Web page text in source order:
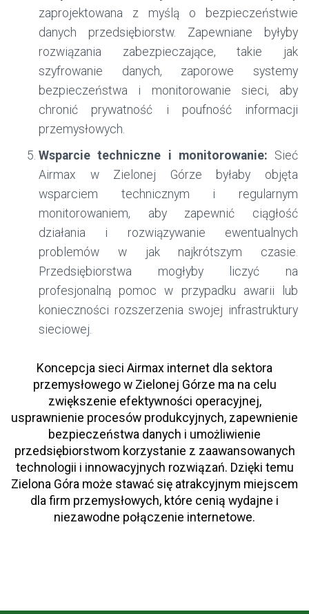
zaprojektowana z myślą o bezpieczeństwie
danych przedsiębiorstw. Zapewniane byłyby
rozwiązania zabezpieczające, takie jak
szyfrowanie danych, zaporowe systemy
bezpieczeństwa i monitorowanie sieci, aby
chronić prywatność i poufność informacji
przemysłowych.
Wsparcie techniczne i monitorowanie: Sieć
Airmax w Zielonej Górze byłaby objęta
wsparciem technicznym i regularnym
monitorowaniem, aby zapewnić ciągłość
działania i rozwiązywanie ewentualnych
problemów w jak najkrótszym czasie.
Przedsiębiorstwa mogłyby liczyć na
profesjonalną pomoc w przypadku awarii lub
konieczności rozszerzenia swojej infrastruktury
sieciowej.
Koncepcja sieci Airmax internet dla sektora
przemysłowego w Zielonej Górze ma na celu
zwiększenie efektywności operacyjnej,
usprawnienie procesów produkcyjnych, zapewnienie
bezpieczeństwa danych i umożliwienie
przedsiębiorstwom korzystanie z zaawansowanych
technologii i innowacyjnych rozwiązań. Dzięki temu
Zielona Góra może stawać się atrakcyjnym miejscem
dla firm przemysłowych, które cenią wydajne i
niezawodne połączenie internetowe.